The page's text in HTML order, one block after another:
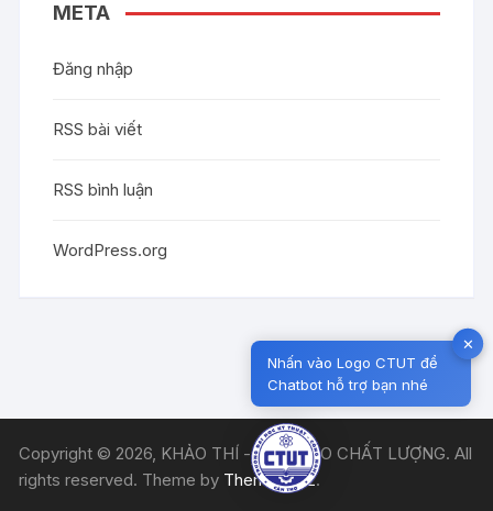
META
Đăng nhập
RSS bài viết
RSS bình luận
WordPress.org
Copyright © 2026, KHẢO THÍ - ĐẢM BẢO CHẤT LƯỢNG. All
rights reserved. Theme by Themebeez.
✕
Nhấn vào Logo CTUT để
Chatbot hỗ trợ bạn nhé